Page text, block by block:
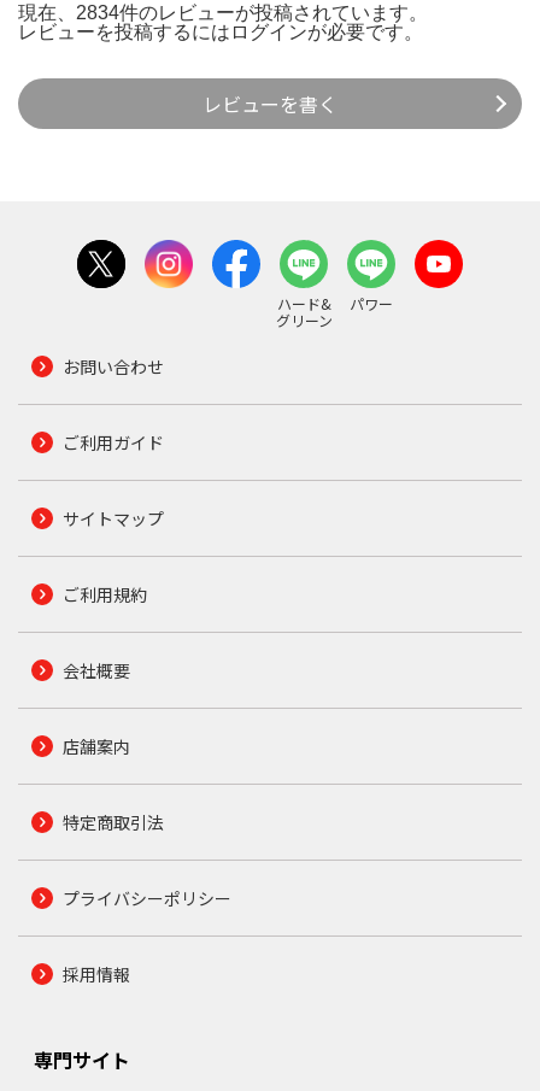
現在、2834件のレビューが投稿されています。
レビューを投稿するには ログインが必要です。
レビューを書く
ハード&
グリーン
パワー
お問い合わせ
ご利用ガイド
サイトマップ
ご利用規約
会社概要
店舗案内
特定商取引法
プライバシーポリシー
採用情報
専門サイト